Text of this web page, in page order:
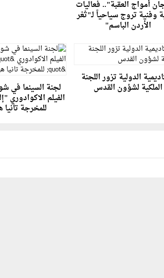
أمواج العقبة".. فعاليات
وفنية تروج سياحياً لـ"ثغر
الأردن الباسم"
الدولية تزور اللجنة
الملكية لشؤون القدس لجنة السينما في
الفيلم الاكوادوري
للمخرجة تانيا